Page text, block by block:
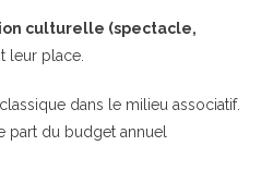
culturelle (spectacle,
leur place.
classique dans le milieu associatif.
part du budget annuel